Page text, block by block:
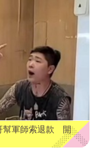
幫軍師索退款 開